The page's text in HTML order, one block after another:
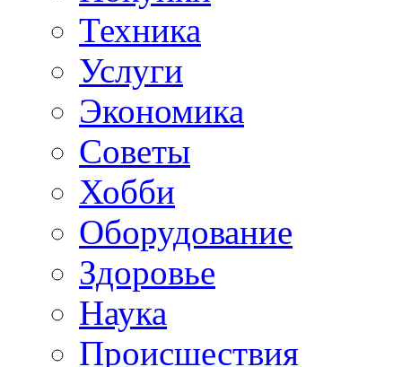
Техника
Услуги
Экономика
Советы
Хобби
Oборудование
Здоровье
Наука
Происшествия